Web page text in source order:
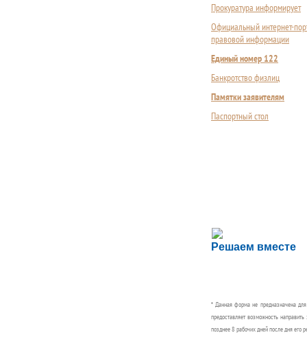
Прокуратура информирует
Официальный интернет-
правовой информации
Единый номер 122
Банкротство физлиц
Памятки заявителям
Паспортный стол
Решаем вместе
Сложности с
Сообщите об этом
* Данная форма не предназначена
предоставляет возможность
позднее 8 рабочих дней после дня его